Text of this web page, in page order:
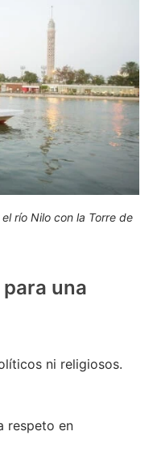
río Nilo con la Torre de
una
ni religiosos.
respeto en